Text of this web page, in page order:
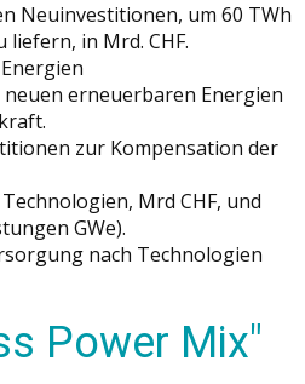
Neuinvestitionen, um 60 TWh
liefern, in Mrd. CHF.
erneuerbaren Energien
zur Kompensation der
Mrd CHF, und
GWe).
nach Technologien
Power Mix"